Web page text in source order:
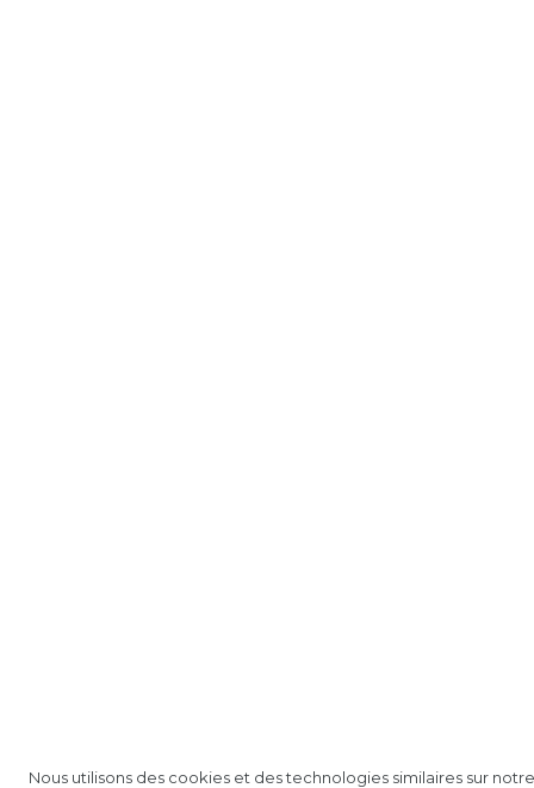
Nous utilisons des cookies et des technologies similaires sur